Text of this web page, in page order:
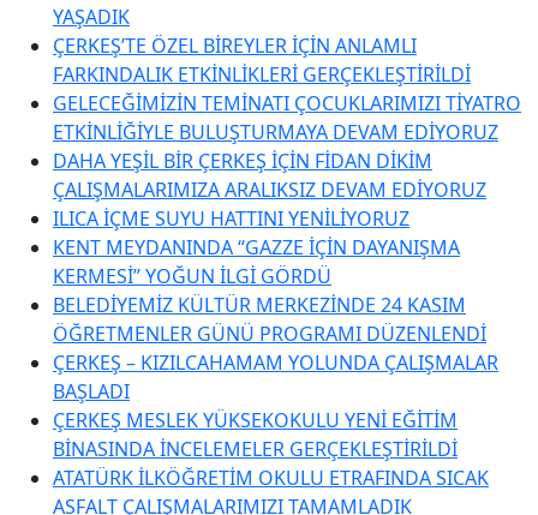
YAŞADIK
ÇERKEŞ’TE ÖZEL BİREYLER İÇİN ANLAMLI
FARKINDALIK ETKİNLİKLERİ GERÇEKLEŞTİRİLDİ
GELECEĞİMİZİN TEMİNATI ÇOCUKLARIMIZI TİYATRO
ETKİNLİĞİYLE BULUŞTURMAYA DEVAM EDİYORUZ
DAHA YEŞİL BİR ÇERKEŞ İÇİN FİDAN DİKİM
ÇALIŞMALARIMIZA ARALIKSIZ DEVAM EDİYORUZ
ILICA İÇME SUYU HATTINI YENİLİYORUZ
KENT MEYDANINDA “GAZZE İÇİN DAYANIŞMA
KERMESİ” YOĞUN İLGİ GÖRDÜ
BELEDİYEMİZ KÜLTÜR MERKEZİNDE 24 KASIM
ÖĞRETMENLER GÜNÜ PROGRAMI DÜZENLENDİ
ÇERKEŞ – KIZILCAHAMAM YOLUNDA ÇALIŞMALAR
BAŞLADI
ÇERKEŞ MESLEK YÜKSEKOKULU YENİ EĞİTİM
BİNASINDA İNCELEMELER GERÇEKLEŞTİRİLDİ
ATATÜRK İLKÖĞRETİM OKULU ETRAFINDA SICAK
ASFALT ÇALIŞMALARIMIZI TAMAMLADIK